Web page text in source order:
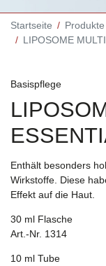
Startseite Produkte
LIPOSOME
Basispflege
Enthält besonders
Wirkstoffe. Diese
Effekt auf die Haut.
30 ml Flasche
Art.-Nr. 1314
10 ml Tube